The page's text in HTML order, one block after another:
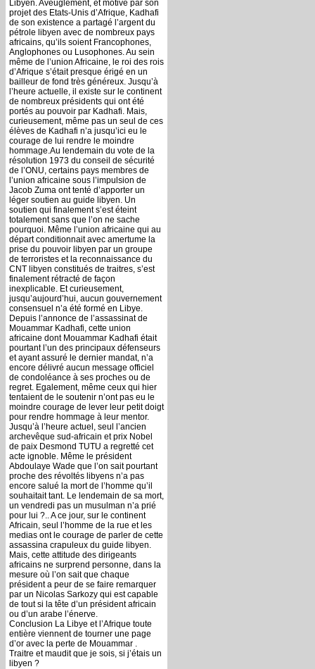
Libyen. Aveuglement, et motivé par son
projet des Etats-Unis d’Afrique, Kadhafi
de son existence a partagé l’argent du
pétrole libyen avec de nombreux pays
africains, qu’ils soient Francophones,
Anglophones ou Lusophones. Au sein
même de l’union Africaine, le roi des rois
d’Afrique s’était presque érigé en un
bailleur de fond très généreux. Jusqu’à
l’heure actuelle, il existe sur le continent
de nombreux présidents qui ont été
portés au pouvoir par Kadhafi. Mais,
curieusement, même pas un seul de ces
élèves de Kadhafi n’a jusqu’ici eu le
courage de lui rendre le moindre
hommage.Au lendemain du vote de la
résolution 1973 du conseil de sécurité
de l’ONU, certains pays membres de
l’union africaine sous l’impulsion de
Jacob Zuma ont tenté d’apporter un
léger soutien au guide libyen. Un
soutien qui finalement s’est éteint
totalement sans que l’on ne sache
pourquoi. Même l’union africaine qui au
départ conditionnait avec amertume la
prise du pouvoir libyen par un groupe
de terroristes et la reconnaissance du
CNT libyen constitués de traitres, s’est
finalement rétracté de façon
inexplicable. Et curieusement,
jusqu’aujourd’hui, aucun gouvernement
consensuel n’a été formé en Libye.
Depuis l’annonce de l’assassinat de
Mouammar Kadhafi, cette union
africaine dont Mouammar Kadhafi était
pourtant l’un des principaux défenseurs
et ayant assuré le dernier mandat, n’a
encore délivré aucun message officiel
de condoléance à ses proches ou de
regret. Egalement, même ceux qui hier
tentaient de le soutenir n’ont pas eu le
moindre courage de lever leur petit doigt
pour rendre hommage à leur mentor.
Jusqu’à l’heure actuel, seul l’ancien
archevêque sud-africain et prix Nobel
de paix Desmond TUTU a regretté cet
acte ignoble. Même le président
Abdoulaye Wade que l’on sait pourtant
proche des révoltés libyens n’a pas
encore salué la mort de l’homme qu’il
souhaitait tant. Le lendemain de sa mort,
un vendredi pas un musulman n’a prié
pour lui ?.. A ce jour, sur le continent
Africain, seul l’homme de la rue et les
medias ont le courage de parler de cette
assassina crapuleux du guide libyen.
Mais, cette attitude des dirigeants
africains ne surprend personne, dans la
mesure où l’on sait que chaque
président a peur de se faire remarquer
par un Nicolas Sarkozy qui est capable
de tout si la tête d’un président africain
ou d’un arabe l’énerve.
Conclusion La Libye et l’Afrique toute
entière viennent de tourner une page
d’or avec la perte de Mouammar .
Traitre et maudit que je sois, si j’étais un
libyen ?